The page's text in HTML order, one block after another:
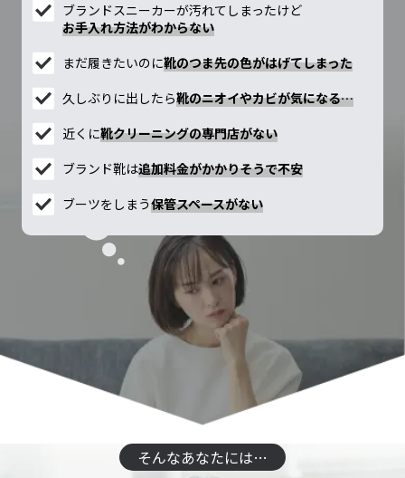
ブランドスニーカーが汚れてしまったけど
お手入れ方法がわからない
まだ履きたいのに靴のつま先の色がはげてしまった
久しぶりに出したら靴のニオイやカビが気になる…
近くに靴クリーニングの専門店がない
ブランド靴は追加料金がかかりそうで不安
ブーツをしまう保管スペースがない
そんなあなたには…